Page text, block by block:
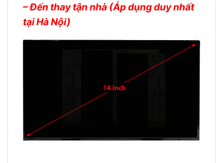
– Đến thay tận nhà (Áp dụng duy nhất
tại Hà Nội)